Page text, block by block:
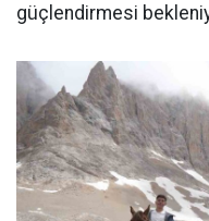
güçlendirmesi